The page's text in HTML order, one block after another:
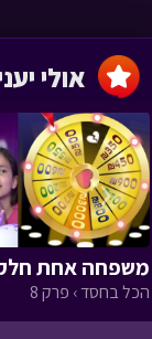
משפחה אחת
הכל בחסד › פרק 8
‹